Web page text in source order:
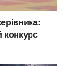
конкурс